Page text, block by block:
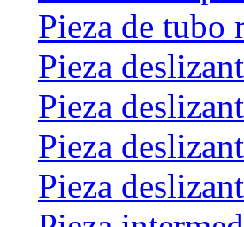
Pieza de tubo
Pieza
Pieza
Pieza
Pieza